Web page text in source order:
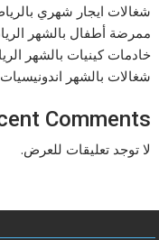
شغالات ايجار شهري بالرياض حى
ممرضة أطفال بالشهر الرياض
خادمات كينيات بالشهر الرياض
شغالات بالشهر اندونيسيات في
Comments
لا توجد تعليقات للعرض.